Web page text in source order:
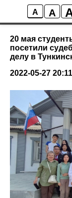
A A
20 мая
посетили
делу в
2022-05-27 20:11